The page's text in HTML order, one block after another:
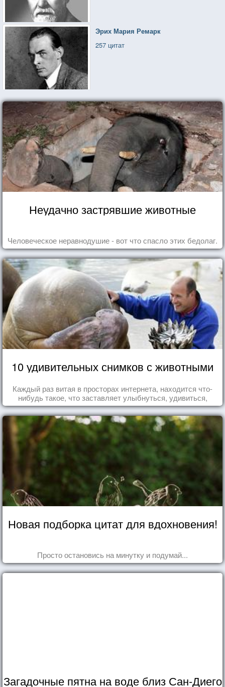
Эрих Мария Ремарк
257 цитат
Неудачно застрявшие животные
Человеческое неравнодушие - вот что спасло этих бедолаг.
10 удивительных снимков с животными
Каждый раз витая в просторах интернета, находится что-
нибудь такое, что заставляет улыбнуться, удивиться,
восхититься...
Новая подборка цитат для вдохновения!
Просто остановись на минутку и подумай...
Загадочные пятна на воде близ Сан-Диего